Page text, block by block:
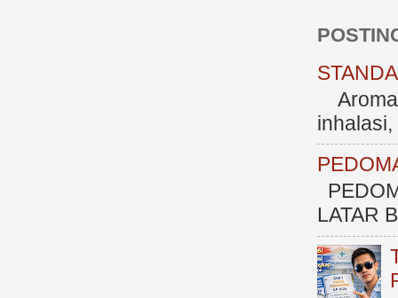
LATAR